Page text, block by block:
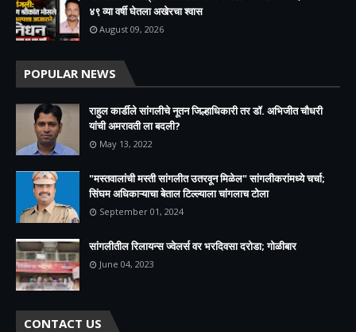
४९ व्या वर्षी घेतला अखेरचा श्वास​
August 09, 2026
POPULAR NEWS
राहुल कार्डीले सांगलीचे नूतन जिल्हाधिकारी तर डॉ. अभिजीत चौधरी
यांची अमरावती ला बदली?
May 13, 2022
"मस्तवालांची मस्ती सांगलीत उतरवून मिळेल" सांगलीकरांमध्ये चर्चा;
सिंघम अधिकाऱ्याचा बेताल टिल्ल्याला चांगलाच टोला
September 01, 2024
सांगलीतील रिलायन्स ज्वेलर्स वर भरदिवसा दरोडा; गोळीबार
June 04, 2023
CONTACT US